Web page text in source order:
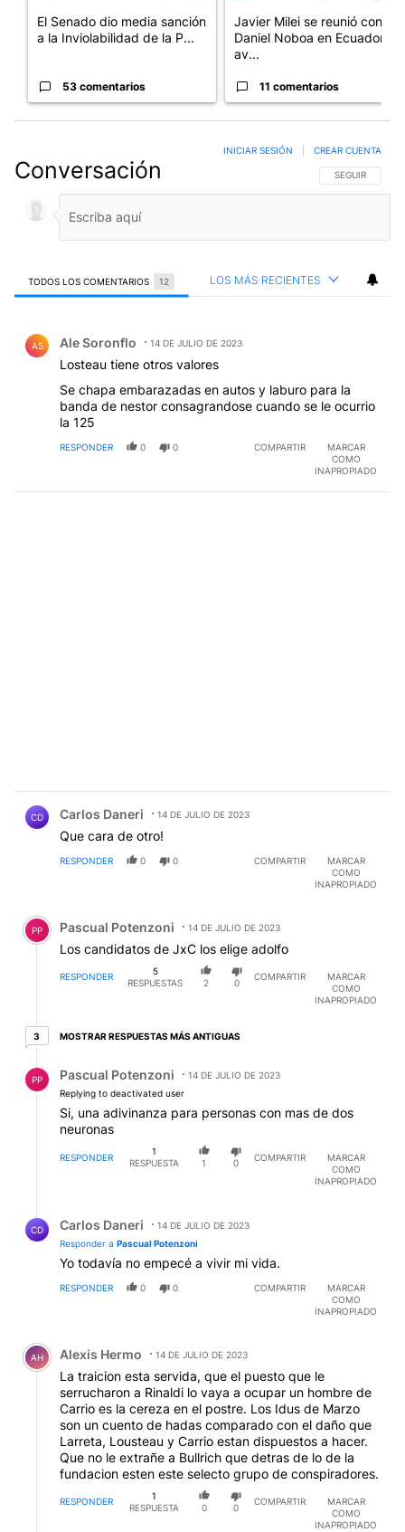
El Senado dio media sanción
a la Inviolabilidad de la P...
53 comentarios
Javier Milei se reunió con
Daniel Noboa en Ecuador y
av...
11 comentarios
Conversación SIGA ESTA
SEGUIR
INICIAR SESIÓN CREAR CUENTA
TODOS LOS COMENTARIOS 12 LOS MÁS RECIENTES
AS Ale Soronflo 14 DE JULIO DE 2023
Losteau tiene otros valores
Se chapa embarazadas en autos y laburo para la
banda de nestor consagrandose cuando se le ocurrio
la 125
RESPONDER 0 0 COMPARTIR
MARCAR
COMO
INAPROPIADO
CD Carlos Daneri 14 DE JULIO DE 2023
Que cara de otro!
RESPONDER 0 0 COMPARTIR
MARCAR
COMO
INAPROPIADO
Comentario de Pascual Potenzoni.
PP Pascual Potenzoni 14 DE JULIO DE 2023
Los candidatos de JxC los elige adolfo
RESPONDER
5
RESPUESTAS
2 0
COMPARTIR
MARCAR
COMO
INAPROPIADO
33 respuestas más antiguas
MOSTRAR RESPUESTAS MÁS ANTIGUAS
PP Pascual Potenzoni
14 DE JULIO DE 2023
Replying to deactivated user
Si, una adivinanza para personas con mas de dos
neuronas
RESPONDER
1
RESPUESTA
1 0
COMPARTIR
MARCAR
COMO
INAPROPIADO
CD Carlos Daneri
14 DE JULIO DE 2023
Responder a Pascual Potenzoni
Yo todavía no empecé a vivir mi vida.
RESPONDER 0 0 COMPARTIR
MARCAR
COMO
INAPROPIADO
Comentario de Alexis Hermo.
AH Alexis Hermo 14 DE JULIO DE 2023
La traicion esta servida, que el puesto que le
serrucharon a Rinaldi lo vaya a ocupar un hombre de
Carrio es la cereza en el postre. Los Idus de Marzo
son un cuento de hadas comparado con el daño que
Larreta, Lousteau y Carrio estan dispuestos a hacer.
Que no le extrañe a Bullrich que detras de lo de la
fundacion esten este selecto grupo de conspiradores.
RESPONDER
1
RESPUESTA
0 0
COMPARTIR
MARCAR
COMO
INAPROPIADO